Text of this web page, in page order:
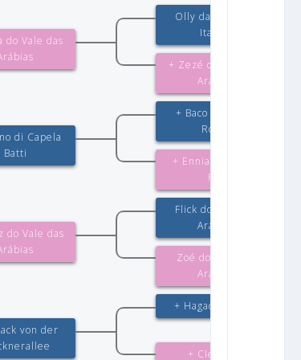
do Vale das
Olly da Serra do
Itapeti
+ Zezé do Vale das
Arábias
di Capela
Batti
+ Baco von Haus
Roten
+ Ennia von Haus
Fer
do Vale das
Flick do Vale das
Arábias
Zoé do Vale das
Arábias
von der
+ Hagadahls Figo
+ Clea vom